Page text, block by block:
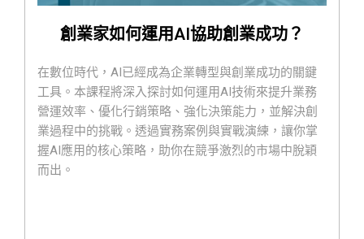
創業家如何運用AI協助創業成功？
在數位時代，AI已經成為企業轉型與創業成功的關鍵
工具。本課程將深入探討如何運用AI技術來提升業務
營運效率、優化行銷策略、強化決策能力，並解決創
業過程中的挑戰。透過實務案例與實戰演練，讓你掌
握AI應用的核心策略，助你在競爭激烈的市場中脫穎
而出。